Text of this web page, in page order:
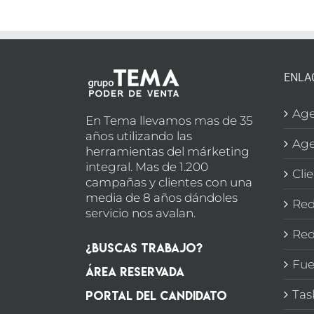
En Tema llevamos mas de 35
años utilizando las
herramientas del márketing
integral. Mas de 1.200
campañas y clientes con una
media de 8 años dándoles
servicio nos avalan.
¿Buscas Trabajo?
Área Reservada
Portal del candidato